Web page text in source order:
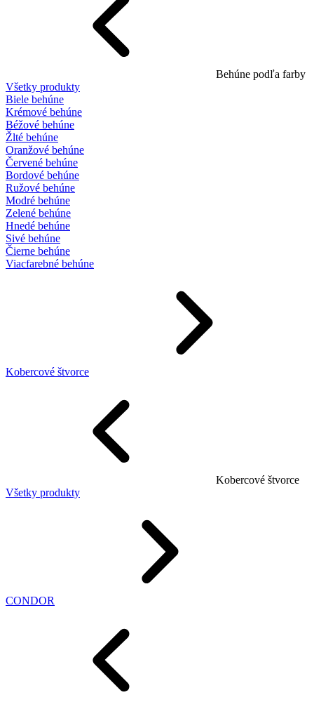
Behúne podľa farby
Všetky produkty
Biele behúne
Krémové behúne
Béžové behúne
Žlté behúne
Oranžové behúne
Červené behúne
Bordové behúne
Ružové behúne
Modré behúne
Zelené behúne
Hnedé behúne
Sivé behúne
Čierne behúne
Viacfarebné behúne
Kobercové štvorce
Kobercové štvorce
Všetky produkty
CONDOR